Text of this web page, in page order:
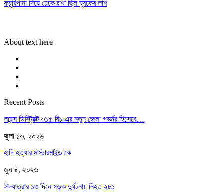
কচুরিপানা দিয়ে ঢেকে রাখা ছিল যুবকের লাশ
About text here
Recent Posts
লায়ন্স ডিস্ট্রিক্ট ৩১৫-বি১-এর নতুন জেলা গভর্নর হিসেবে…
জুলা ১৩, ২০২৬
হাদি হত্যার মাস্টারমাইন্ড কে
জুন ৪, ২০২৬
ঈদযাত্রার ১৩ দিনে সড়ক দুর্ঘটনায় নিহত ২৮১